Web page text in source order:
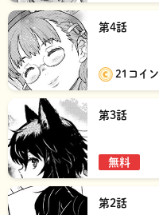
第4話
21コイン
第3話
無料
第2話